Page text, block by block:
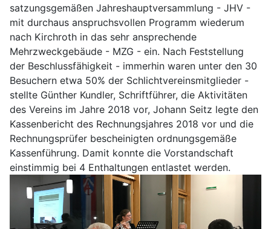
satzungsgemäßen Jahreshauptversammlung - JHV -
mit durchaus anspruchsvollen Programm wiederum
nach Kirchroth in das sehr ansprechende
Mehrzweckgebäude - MZG - ein. Nach Feststellung
der Beschlussfähigkeit - immerhin waren unter den 30
Besuchern etwa 50% der Schlichtvereinsmitglieder -
stellte Günther Kundler, Schriftführer, die Aktivitäten
des Vereins im Jahre 2018 vor, Johann Seitz legte den
Kassenbericht des Rechnungsjahres 2018 vor und die
Rechnungsprüfer bescheinigten ordnungsgemäße
Kassenführung. Damit konnte die Vorstandschaft
einstimmig bei 4 Enthaltungen entlastet werden.